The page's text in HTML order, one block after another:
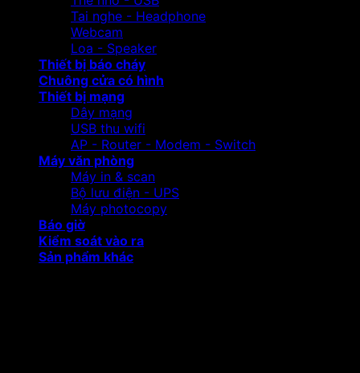
Tai nghe - Headphone
Webcam
Loa - Speaker
Thiết bị báo cháy
Chuông cửa có hình
Thiết bị mạng
Dây mạng
USB thu wifi
AP - Router - Modem - Switch
Máy văn phòng
Máy in & scan
Bộ lưu điện - UPS
Máy photocopy
Báo giờ
Kiểm soát vào ra
Sản phẩm khác